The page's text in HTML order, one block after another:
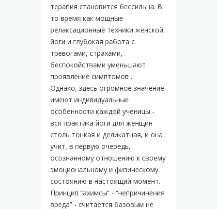
терапия становится бессильна. В
то время как мощные
релаксационные техники женской
йоги и глубокая работа с
тревогами, страхами,
беспокойствами уменьшают
проявление симптомов .
Однако, здесь огромное значение
имеют индивидуальные
особенности каждой ученицы -
вся практика йоги для женщин
столь тонкая и деликатная, и она
учит, в первую очередь,
осознанному отношению к своему
эмоциональному и физическому
состоянию в настоящий момент.
Принцип “ахимсы” - “непричинения
вреда” - считается базовым не